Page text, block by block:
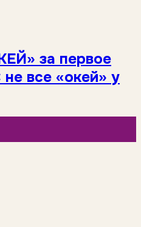
за первое
все «окей» у